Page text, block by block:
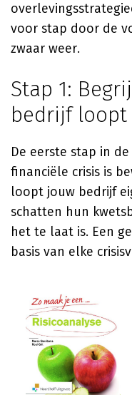
voor stap door de
zwaar weer.
Stap 1:
bedrijf loopt
De eerste stap in
financiële crisis is
loopt jouw bedrijf
schatten hun
het te laat is. Een
basis van elke